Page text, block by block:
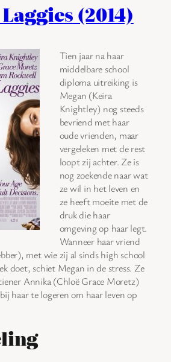
(2014)
Tien jaar na haar
middelbare school
diploma uitreiking is
Megan (Keira
Knightley) nog steeds
bevriend met haar
oude vrienden, maar
vergeleken met de rest
loopt zij achter. Ze is
nog zoekende naar wat
ze wil in het leven en
ze heeft moeite met de
druk die haar
omgeving op haar legt.
Wanneer haar vriend
met wie zij al sinds high school
doet, schiet Megan in de stress. Ze
Annika (Chloë Grace Moretz)
haar te logeren om haar leven op